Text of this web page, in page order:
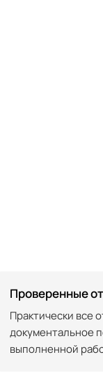
Проверенные
Практически все
документальное
выполненной